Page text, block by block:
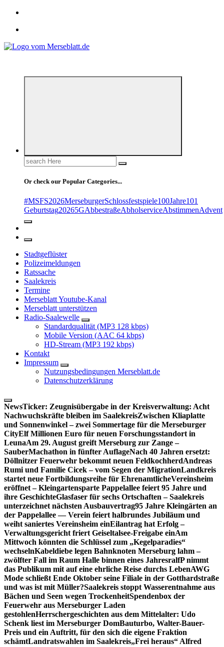
Search
for:
Or check our Popular Categories...
#MSFS2026MerseburgerSchlossfestspiele100Jahre101
Geburtstag20265GAbbestraßeAbholserviceAbstimmenAdvent
Stadtgeflüster
Polizeimeldungen
Ratssache
Saalekreis
Termine
Merseblatt Youtube-Kanal
Merseblatt unterstützen
Radio-Saalewelle
Standardqualität (MP3 128 kbps)
Mobile Version (AAC 64 kbps)
HD-Stream (MP3 192 kbps)
Kontakt
Impressum
Nutzungsbedingungen Merseblatt.de
Datenschutzerklärung
NewsTicker: Zeugnisübergabe in der Kreisverwaltung: Acht
Nachwuchskräfte bleiben im SaalekreisZwischen Kliaplatte
und Sonnenwinkel – zwei Sommertage für die Merseburger
CityElf Millionen Euro für neuen Forschungsstandort in
LeunaAm 29. August greift Merseburg zur Zange –
SauberMachathon in fünfter AuflageNach 40 Jahren ersetzt:
Döllnitzer Feuerwehr bekommt neuen FeldkochherdAndreas
Rumi und Familie Cicek – vom Segen der MigrationLandkreis
startet neue Fortbildungsreihe für EhrenamtlicheVereinsheim
eröffnet – Kleingartensparte Pappelallee feiert 95 Jahre und
ihre GeschichteGlasfaser für sechs Ortschaften – Saalekreis
unterzeichnet nächsten Ausbauvertrag95 Jahre Kleingärten an
der Pappelallee — Verein feiert halbrundes Jubiläum und
weiht saniertes Vereinsheim einEilantrag hat Erfolg –
Verwaltungsgericht friert Geiseltalsee-Freigabe einAm
Mittwoch könnten die Schlüssel zum „Kegelparadies“
wechselnKabeldiebe legen Bahnknoten Merseburg lahm –
zwölfter Fall im Raum Halle binnen eines JahresralfP nimmt
das Publikum mit auf eine ehrliche Reise durchs LebenAWG
Mode schließt Ende Oktober seine Filiale in der Gotthardstraße
und was ist mit Müller?Saalekreis stoppt Wasserentnahme aus
Bächen und Seen wegen TrockenheitSpendenbox der
Feuerwehr aus Merseburger Laden
gestohlenHerrschergeschichten aus dem Mittelalter: Udo
Schenk liest im Merseburger DomBauturbo, Walter-Bauer-
Preis und ein Auftritt, für den sich die eigene Fraktion
schämtLandratswahlen im Saalekreis„Frei heraus“ Alfred